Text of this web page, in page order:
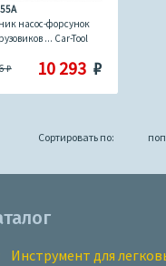
насос-форсунок
... Car-Tool
₽ 10 293 ₽
Сортировать по:
Инструмент для